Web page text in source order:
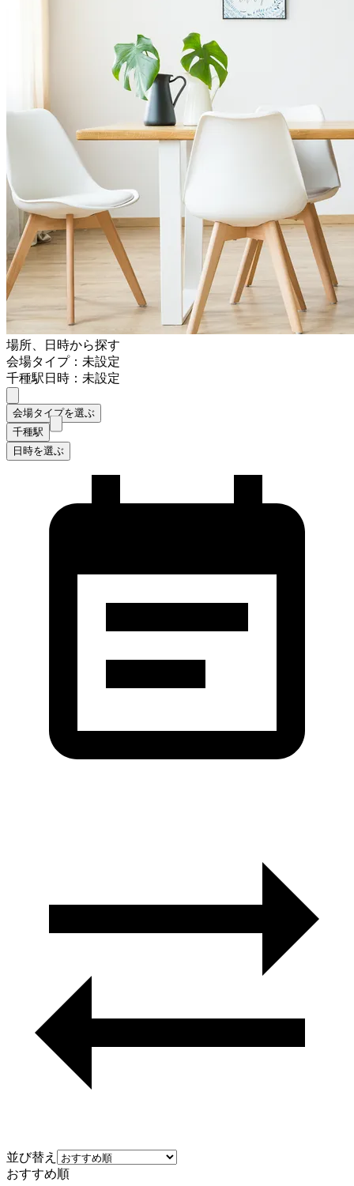
場所、日時から探す
会場タイプ：未設定
千種駅日時：未設定
会場タイプを選ぶ
千種駅
日時を選ぶ
並び替え
おすすめ順